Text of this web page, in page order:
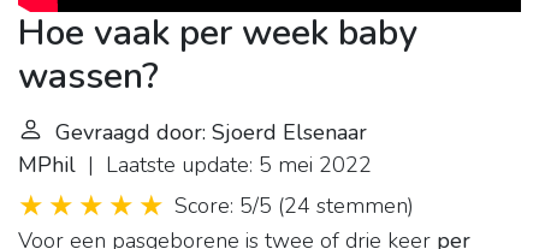
Hoe vaak per week baby
wassen?
Gevraagd door: Sjoerd Elsenaar
MPhil | Laatste update: 5 mei 2022
Score: 5/5 (24 stemmen)
Voor een pasgeborene is twee of drie keer per